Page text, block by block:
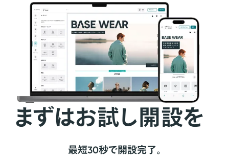
まずはお試し開設を
最短30秒で開設完了。